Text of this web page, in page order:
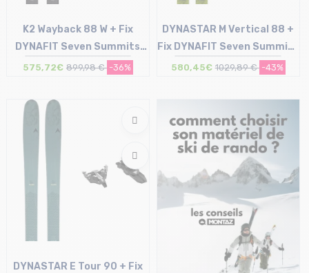
K2 Wayback 88 W + Fix
DYNAFIT Seven Summits
sans freins /noir argent
575,72€ 899,98 € -36%
DYNASTAR M Vertical 88 +
Fix DYNAFIT Seven Summits
sans freins /noir argent
580,45€ 1029,89 € -43%
DYNASTAR E Tour 90 + Fix